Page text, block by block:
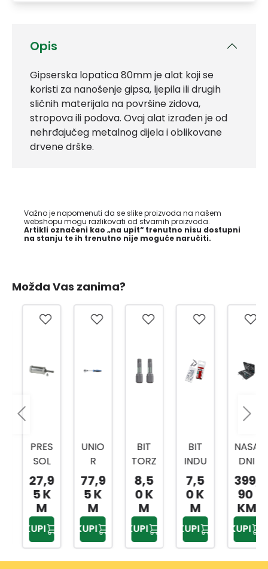
Opis
Gipserska lopatica 80mm je alat koji se
koristi za nanošenje gipsa, ljepila ili drugih
sličnih materijala na površine zidova,
stropova ili podova. Ovaj alat izrađen je od
nehrđajučeg metalnog dijela i oblikovane
drvene drške.
Važno je napomenuti da se slike proizvoda na našem
webshopu mogu razlikovati od stvarnih proizvoda.
Artikli označeni kao „na upit“ trenutno nisu dostupni
na stanju te ih trenutno nije moguće naručiti.
Možda Vas zanima?
PRES
SOL
PREŠ
A ZA
MAS
T
80ML
ČELIK
SA
27,9
5 K
M
KUPI
UNIO
RUČI
CA/R
AČN
A 1/2
BI
1901A
BI
77,9
5 K
M
KUPI
BIT
TORZ
IJA
TOR
20X2
5MM
2/1
8,5
0 K
M
KUPI
BIT
INDU
STRY
TOR
20X2
5MM
3/1
7,5
0 K
M
KUPI
NASA
DNI
KLJU
ČEVI
1/4,3
/8,1/
2
216-
DJ.
399,
90
KM
KUPI